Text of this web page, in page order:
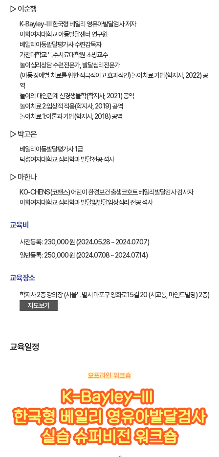
▷ 이순행
K-Bayley-Ⅲ 한국형 베일리 영유아발달검사 저자
이화여자대학교 아동발달센터 연구원
베일리아동발달평가사 수련감독자
가천대학교 특수치료대학원 초빙교수
놀이심리상담 수련전문가, 발달심리전문가
(아동 장애별 치료를 위한 적극적이고 효과적인) 놀이치료 기법(학지사, 2022) 공
역
놀이의 대인관계 신경생물학(학지사, 2021) 공역
놀이치료 2:임상적 적용(학지사, 2019) 공역
놀이치료 1:이론과 기법(학지사, 2018) 공역
▷ 박고은
베일리아동발달평가사 1급
덕성여자대학교 심리학과 발달전공 석사
▷ 마한나
KO-CHENS(코챈스) 어린이 환경보건 출생코호트 베일리발달검사 검사자
이화여자대학교 심리학과 발달및발달임상심리 전공 석사
교육비
사전등록 : 230,000 원 (2024.05.28 ~ 2024.07.07)
일반등록 : 250,000 원 (2024.07.08 ~ 2024.07.14)
교육장소
학지사 2층 강의장 (서울특별시 마포구 양화로15길 20 (서교동, 마인드빌딩) 2층)
지도보기
교육일정